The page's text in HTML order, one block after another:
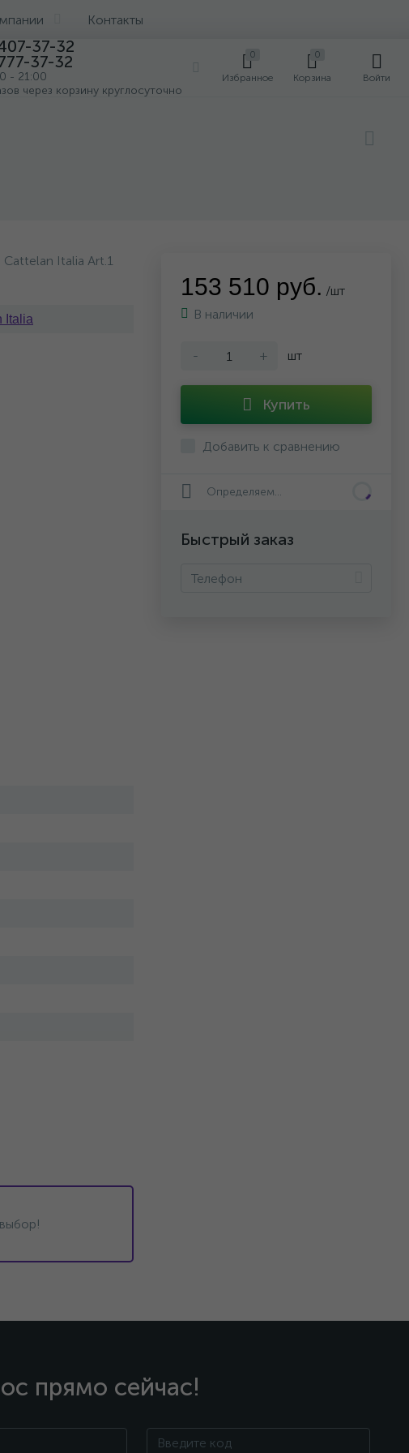
Контакты
37-32
37-32
- 21:00
через корзину круглосуточно
0
Избранное
0
Корзина Войти
Italia Art.1
Italia
153 510 руб. /шт
В наличии
- + шт
Купить
Добавить к сравнению
Определяем...
Быстрый заказ
прямо сейчас!